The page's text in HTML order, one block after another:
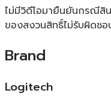
ไม่มีวิดีโอมายืนยันกรณีสิ
ของสงวนสิทธิ์ไม่รับผิดช
Brand
Logitech